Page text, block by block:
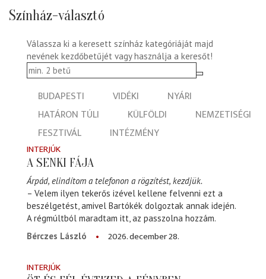
Színház-választó
Válassza ki a keresett színház kategóriáját majd
nevének kezdőbetűjét vagy használja a keresőt!
BUDAPESTI VIDÉKI
NYÁRI
HATÁRON TÚLI
KÜLFÖLDI
NEMZETISÉGI
FESZTIVÁL
INTÉZMÉNY
INTERJÚK
A SENKI FÁJA
Árpád, elindítom a telefonon a rögzítést, kezdjük.
– Velem ilyen tekerős izével kellene felvenni ezt a
beszélgetést, amivel Bartókék dolgoztak annak idején.
A régmúltból maradtam itt, az passzolna hozzám.
Bérczes László
2026. december 28.
INTERJÚK